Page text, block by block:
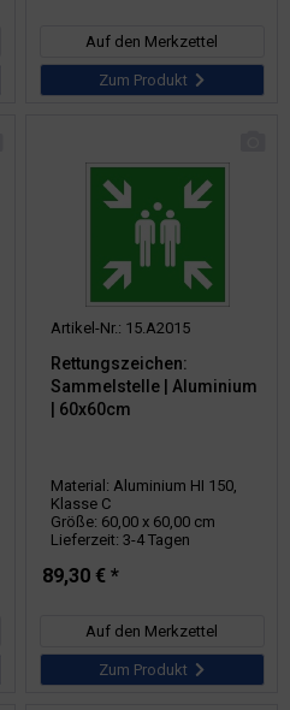
Auf den Merkzettel
Zum Produkt
Artikel-Nr.: 15.A2015
Rettungszeichen:
Sammelstelle | Aluminium
| 60x60cm
Material: Aluminium HI 150,
Klasse C
Größe: 60,00 x 60,00 cm
Lieferzeit: 3-4 Tagen
89,30 € *
Auf den Merkzettel
Zum Produkt